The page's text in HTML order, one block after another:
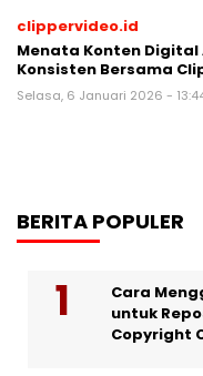
clippervideo.id
Menata Konten Digital
Konsisten Bersama
Selasa, 6 Januari 2026 -
BERITA POPULER
Cara
untuk
Copyright